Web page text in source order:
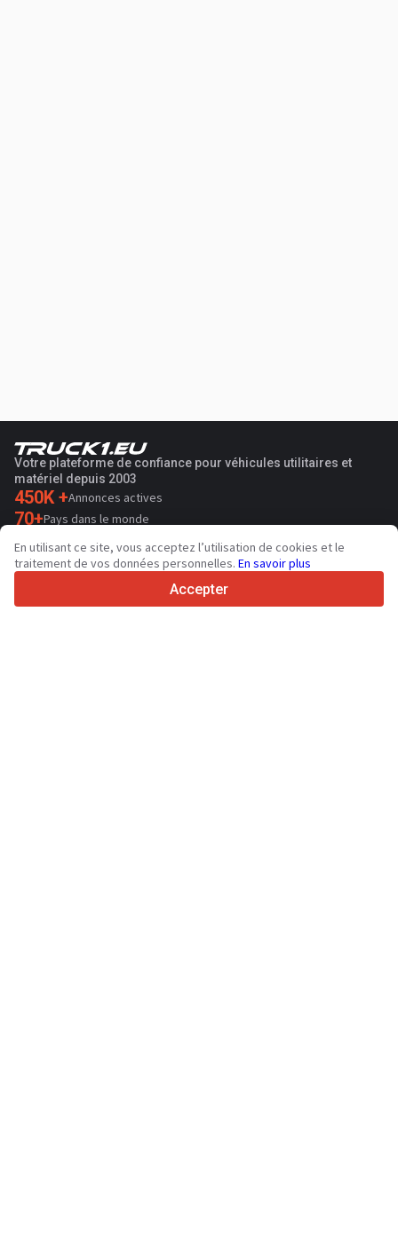
Votre plateforme de confiance pour véhicules utilitaires et
matériel depuis 2003
450K +Annonces actives
70+Pays dans le monde
36 Langues prises en charge
4.7/5
En utilisant ce site, vous acceptez l’utilisation de cookies et le
traitement de vos données personnelles. En savoir plus
Accepter